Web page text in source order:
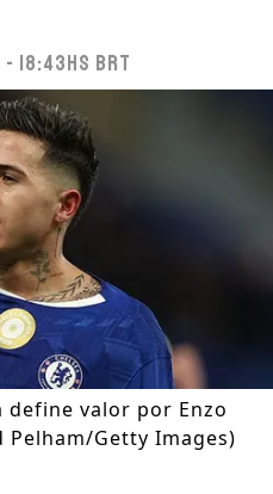
18:43hs BRT
define valor por Enzo
Pelham/Getty Images)